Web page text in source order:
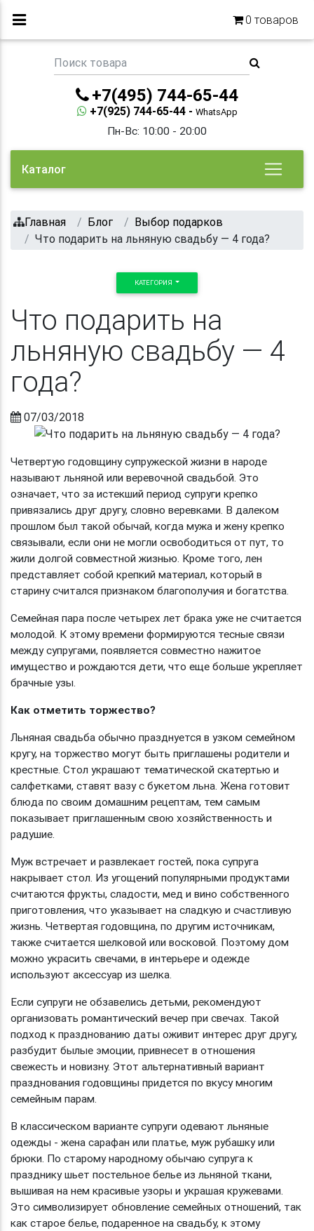
0 товаров
+7(495) 744-65-44
+7(925) 744-65-44 - WhatsApp
Пн-Вс: 10:00 - 20:00
Каталог
Главная Блог
Выбор подарков
Что подарить на льняную свадьбу — 4 года?
КАТЕГОРИЯ
Что подарить на
льняную свадьбу — 4
года?
07/03/2018
Четвертую годовщину супружеской жизни в народе
называют льняной или веревочной свадьбой. Это
означает, что за истекший период супруги крепко
привязались друг другу, словно веревками. В далеком
прошлом был такой обычай, когда мужа и жену крепко
связывали, если они не могли освободиться от пут, то
жили долгой совместной жизнью. Кроме того, лен
представляет собой крепкий материал, который в
старину считался признаком благополучия и богатства.
Семейная пара после четырех лет брака уже не считается
молодой. К этому времени формируются тесные связи
между супругами, появляется совместно нажитое
имущество и рождаются дети, что еще больше укрепляет
брачные узы.
Как отметить торжество?
Льняная свадьба обычно празднуется в узком семейном
кругу, на торжество могут быть приглашены родители и
крестные. Стол украшают тематической скатертью и
салфетками, ставят вазу с букетом льна. Жена готовит
блюда по своим домашним рецептам, тем самым
показывает приглашенным свою хозяйственность и
радушие.
Муж встречает и развлекает гостей, пока супруга
накрывает стол. Из угощений популярными продуктами
считаются фрукты, сладости, мед и вино собственного
приготовления, что указывает на сладкую и счастливую
жизнь. Четвертая годовщина, по другим источникам,
также считается шелковой или восковой. Поэтому дом
можно украсить свечами, в интерьере и одежде
используют аксессуар из шелка.
Если супруги не обзавелись детьми, рекомендуют
организовать романтический вечер при свечах. Такой
подход к празднованию даты оживит интерес друг другу,
разбудит былые эмоции, привнесет в отношения
свежесть и новизну. Этот альтернативный вариант
празднования годовщины придется по вкусу многим
семейным парам.
В классическом варианте супруги одевают льняные
одежды - жена сарафан или платье, муж рубашку или
брюки. По старому народному обычаю супруга к
празднику шьет постельное белье из льняной ткани,
вышивая на нем красивые узоры и украшая кружевами.
Это символизирует обновление семейных отношений, так
как старое белье, подаренное на свадьбу, к этому